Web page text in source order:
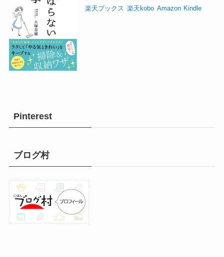
楽天ブックス 楽天kobo Amazon Kindle
Pinterest
ブログ村